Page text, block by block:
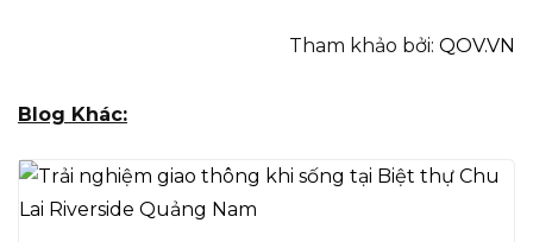
Tham khảo bởi: QOV.VN
Blog Khác: